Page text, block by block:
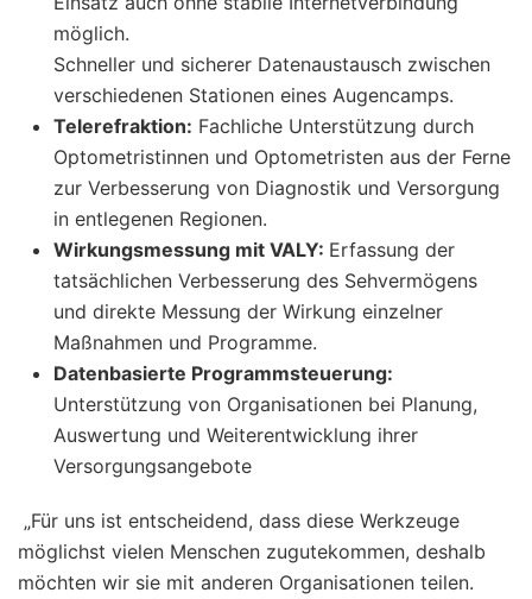
möglich.
Schneller und sicherer Datenaustausch zwischen
verschiedenen Stationen eines Augencamps.
Telerefraktion: Fachliche Unterstützung durch
Optometristinnen und Optometristen aus der Ferne
zur Verbesserung von Diagnostik und Versorgung
in entlegenen Regionen.
Wirkungsmessung mit VALY: Erfassung der
tatsächlichen Verbesserung des Sehvermögens
und direkte Messung der Wirkung einzelner
Maßnahmen und Programme.
Datenbasierte Programmsteuerung:
Unterstützung von Organisationen bei Planung,
Auswertung und Weiterentwicklung ihrer
Versorgungsangebote
„Für uns ist entscheidend, dass diese Werkzeuge
möglichst vielen Menschen zugutekommen, deshalb
möchten wir sie mit anderen Organisationen teilen.